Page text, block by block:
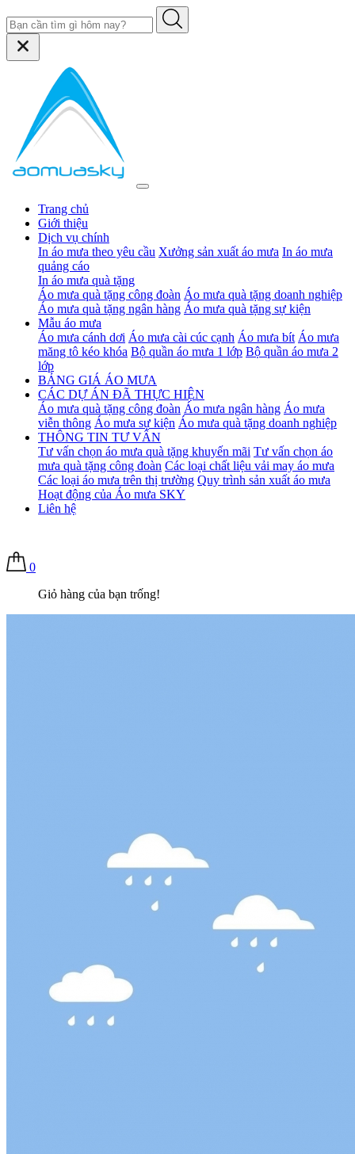
Trang chủ
Giới thiệu
Dịch vụ chính
In áo mưa theo yêu cầu Xưởng sản xuất áo mưa In áo mưa
quảng cáo
In áo mưa quà tặng
Áo mưa quà tặng công đoàn Áo mưa quà tặng doanh nghiệp
Áo mưa quà tặng ngân hàng Áo mưa quà tặng sự kiện
Mẫu áo mưa
Áo mưa cánh dơi Áo mưa cài cúc cạnh Áo mưa bít Áo mưa
măng tô kéo khóa Bộ quần áo mưa 1 lớp Bộ quần áo mưa 2
lớp
BẢNG GIÁ ÁO MƯA
CÁC DỰ ÁN ĐÃ THỰC HIỆN
Áo mưa quà tặng công đoàn Áo mưa ngân hàng Áo mưa
viễn thông Áo mưa sự kiện Áo mưa quà tặng doanh nghiệp
THÔNG TIN TƯ VẤN
Tư vấn chọn áo mưa quà tặng khuyến mãi Tư vấn chọn áo
mưa quà tặng công đoàn Các loại chất liệu vải may áo mưa
Các loại áo mưa trên thị trường Quy trình sản xuất áo mưa
Hoạt động của Áo mưa SKY
Liên hệ
0
Giỏ hàng của bạn trống!